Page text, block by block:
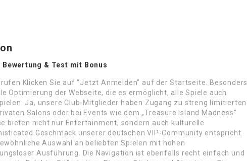
& Test mit Bonus
Klicken Sie auf “Jetzt Anmelden” auf der Startseite. Besonders
Optimierung der Webseite, die es ermöglicht, alle Spiele auch
Ja, unsere Club-Mitglieder haben Zugang zu streng limitierten
Salons oder bei Events wie dem „Treasure Island Madness”
bieten nicht nur Entertainment, sondern auch kulturelle
Geschmack unserer deutschen VIP-Community entspricht.
Auswahl an beliebten Spielen mit hohen
Ausführung. Die Navigation ist ebenfalls recht einfach und